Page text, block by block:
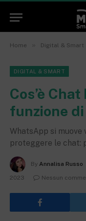
Home » Digital & Smart
DIGITAL & SMART
Cos’è
funzione
WhatsApp si muove
proteggere le chat:
By Annalisa Russo
2023
Nessun